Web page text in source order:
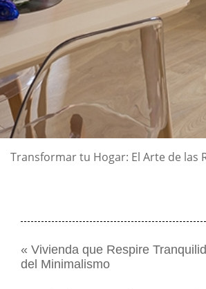
Transformar tu Hogar: El Arte de las
« Vivienda que Respire
del Minimalismo